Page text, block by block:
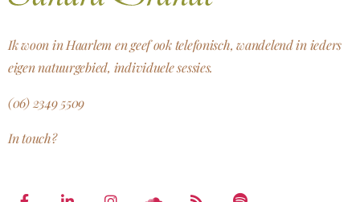
Ik woon in Haarlem en geef ook telefonisch, wandelend in ieders
eigen natuurgebied, individuele sessies.
(06) 2349 5509
In touch?